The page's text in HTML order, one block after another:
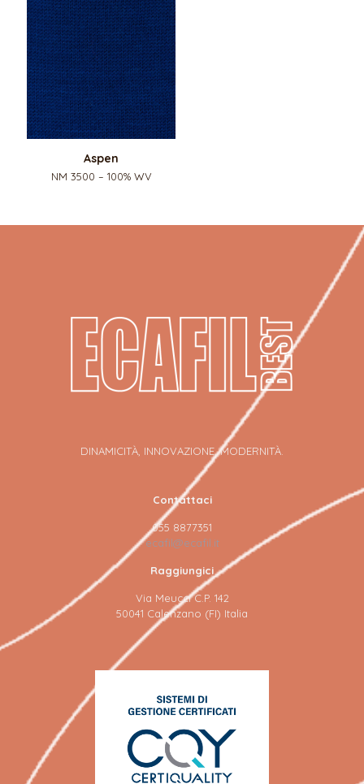
Aspen
NM 3500 – 100% WV
DINAMICITÀ, INNOVAZIONE, MODERNITÀ.
Contattaci
055 8877351
ecafil@ecafil.it
Raggiungici
Via Meucci C.P. 142
50041 Calenzano (FI) Italia